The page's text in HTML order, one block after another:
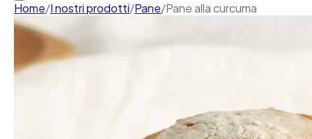
Home/I nostri prodotti/Pane/Pane alla curcuma